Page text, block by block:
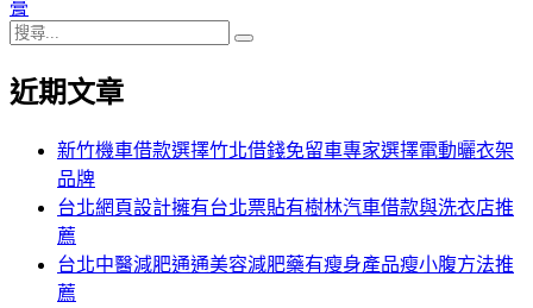
導
覽
章:
膏
搜
關
近期文章
新竹機車借款選擇竹北借錢免留車專家選擇電動曬衣架
品牌
台北網頁設計擁有台北票貼有樹林汽車借款與洗衣店推
薦
台北中醫減肥通通美容減肥藥有瘦身產品瘦小腹方法推
薦